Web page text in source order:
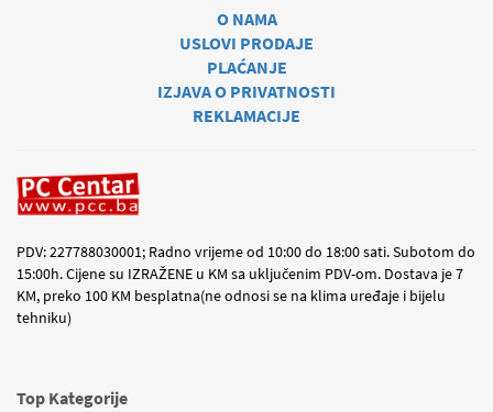
O NAMA
USLOVI PRODAJE
PLAĆANJE
IZJAVA O PRIVATNOSTI
REKLAMACIJE
PDV: 227788030001; Radno vrijeme od 10:00 do 18:00 sati. Subotom do
15:00h. Cijene su IZRAŽENE u KM sa uključenim PDV-om. Dostava je 7
KM, preko 100 KM besplatna(ne odnosi se na klima uređaje i bijelu
tehniku)
Top Kategorije